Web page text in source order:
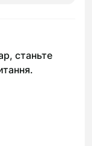
станьте